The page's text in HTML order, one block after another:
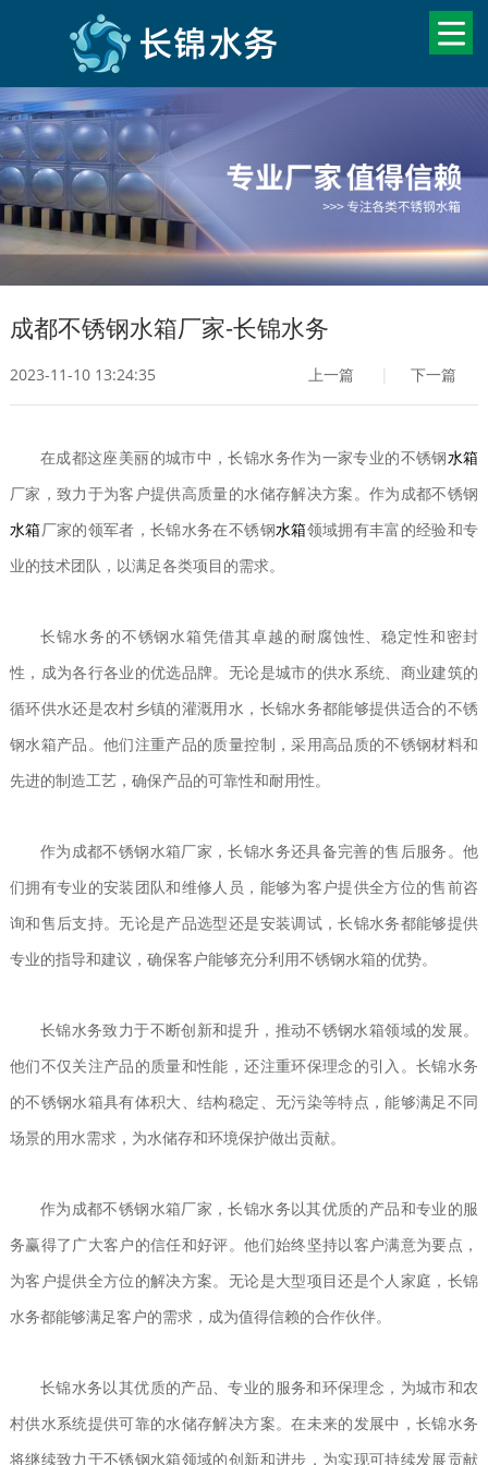
成都不锈钢水箱厂家-长锦水务
2023-11-10 13:24:35 上一篇 | 下一篇
在成都这座美丽的城市中，长锦水务作为一家专业的不锈钢 水箱
厂家，致力于为客户提供高质量的水储存解决方案。作为成都不锈钢
水箱厂家的领军者，长锦水务在不锈钢水箱领域拥有丰富的经验和专
业的技术团队，以满足各类项目的需求。
长锦水务的不锈钢水箱凭借其卓越的耐腐蚀性、稳定性和密封
性，成为各行各业的优选品牌。无论是城市的供水系统、商业建筑的
循环供水还是农村乡镇的灌溉用水，长锦水务都能够提供适合的不锈
钢水箱产品。他们注重产品的质量控制，采用高品质的不锈钢材料和
先进的制造工艺，确保产品的可靠性和耐用性。
作为成都不锈钢水箱厂家，长锦水务还具备完善的售后服务。他
们拥有专业的安装团队和维修人员，能够为客户提供全方位的售前咨
询和售后支持。无论是产品选型还是安装调试，长锦水务都能够提供
专业的指导和建议，确保客户能够充分利用不锈钢水箱的优势。
长锦水务致力于不断创新和提升，推动不锈钢水箱领域的发展。
他们不仅关注产品的质量和性能，还注重环保理念的引入。长锦水务
的不锈钢水箱具有体积大、结构稳定、无污染等特点，能够满足不同
场景的用水需求，为水储存和环境保护做出贡献。
作为成都不锈钢水箱厂家，长锦水务以其优质的产品和专业的服
务赢得了广大客户的信任和好评。他们始终坚持以客户满意为要点 ，
为客户提供全方位的解决方案。无论是大型项目还是个人家庭，长锦
水务都能够满足客户的需求，成为值得信赖的合作伙伴。
长锦水务以其优质的产品、专业的服务和环保理念，为城市和农
村供水系统提供可靠的水储存解决方案。在未来的发展中，长锦水务
将继续致力于不锈钢水箱领域的创新和进步，为实现可持续发展贡献